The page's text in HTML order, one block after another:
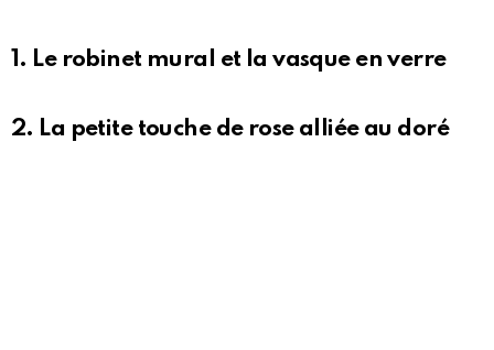
1. Le robinet mural et la vasque en verre
2. La petite touche de rose alliée au doré